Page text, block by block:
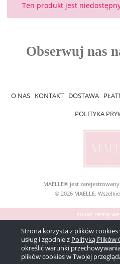
Strona korzysta z plików cookies
usług i zgodnie z Polityką Plików
określić warunki
plików cookies w Twojej
Ten produkt jest
O NAS KONTAKT DOSTAWA
POLITYKA
MAËLLE® jest
© 2026 MAËLLE.
Pokaż pełną
Sklep internetowy